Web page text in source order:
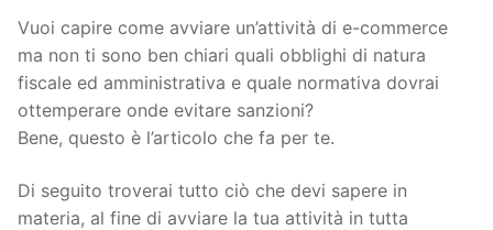
Vuoi capire come avviare un’attività di e-commerce
ma non ti sono ben chiari quali obblighi di natura
fiscale ed amministrativa e quale normativa dovrai
ottemperare onde evitare sanzioni?
Bene, questo è l’articolo che fa per te.
Di seguito troverai tutto ciò che devi sapere in
materia, al fine di avviare la tua attività in tutta